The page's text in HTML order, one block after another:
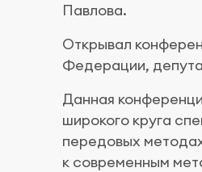
Павлова.
Открывал
Федерации,
Данная
широкого круга
передовых
к современным